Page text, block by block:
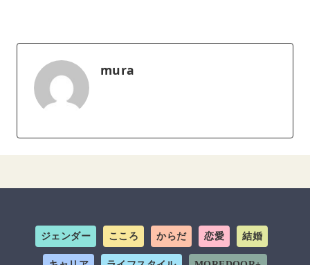
mura
ジェンダー こころ からだ 恋愛 結婚